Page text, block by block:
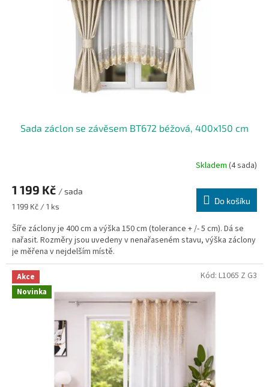
Sada záclon se závěsem BT672 béžová, 400x150 cm
Skladem (4 sada)
1 199 Kč / sada
Měrná
1 199 Kč / 1 ks
Do košíku
Šíře záclony je 400 cm a výška 150 cm (tolerance + /- 5 cm). Dá se
nařasit. Rozměry jsou uvedeny v nenařaseném stavu, výška záclony
je měřena v nejdelším místě.
Akce
Novinka
Kód: L1065 Z G3